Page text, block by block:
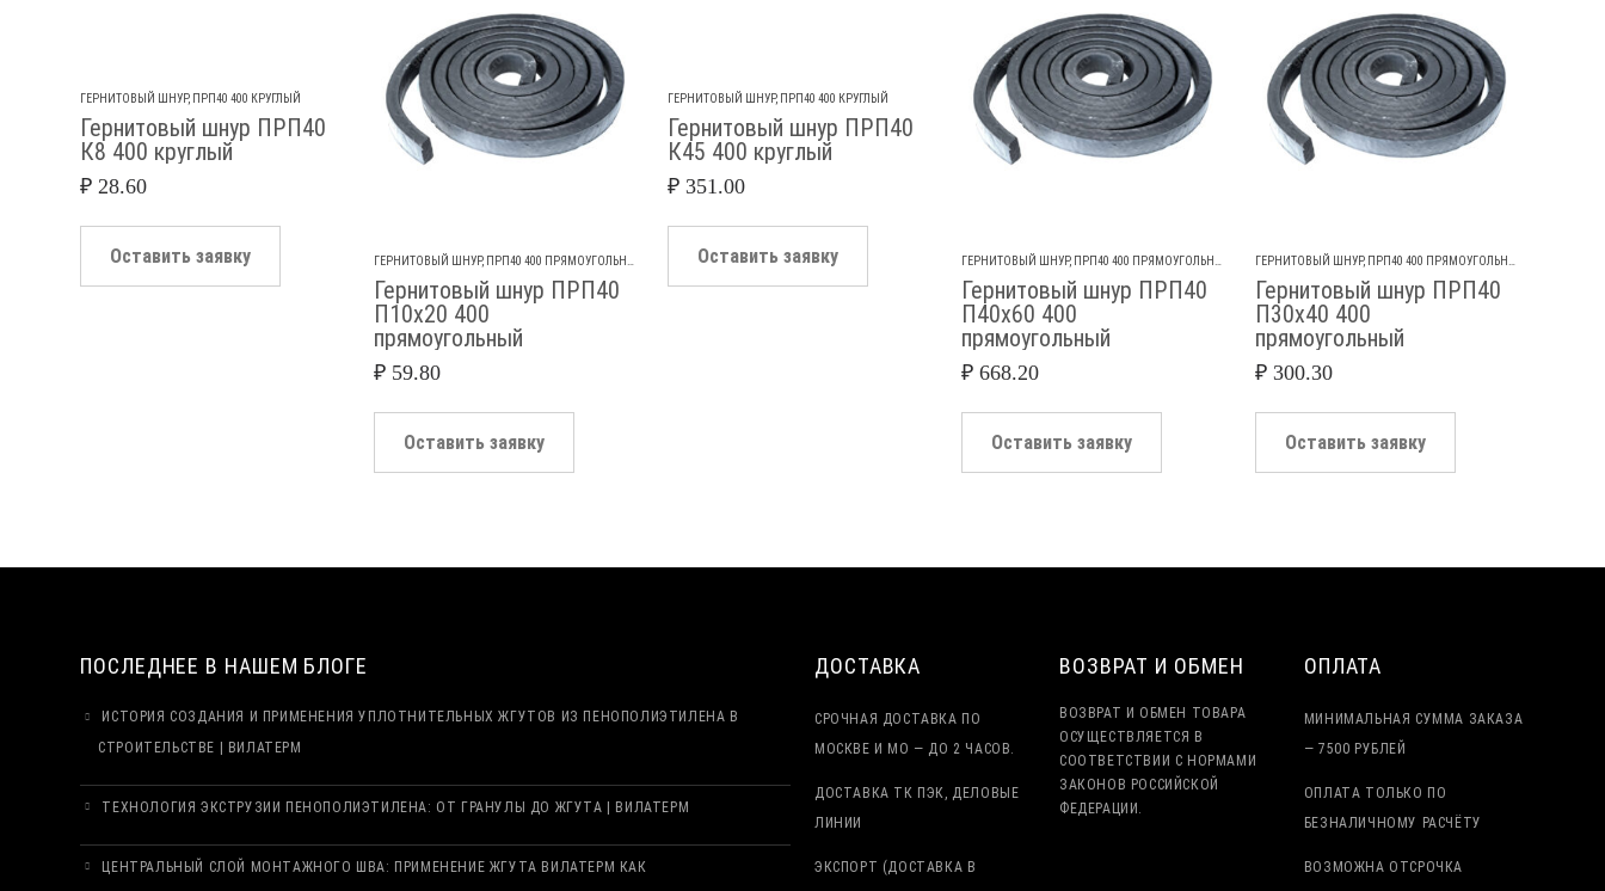
ГЕРНИТОВЫЙ ШНУР, ПРП40 400 КРУГЛЫЙ
Гернитовый шнур ПРП40
К8 400 круглый
₽ 28.60
Оставить заявку ГЕРНИТОВЫЙ ШНУР, ПРП40 400 ПРЯМОУГОЛЬНЫЙ
Гернитовый шнур ПРП40
П10х20 400
прямоугольный
₽ 59.80
Оставить заявку
ГЕРНИТОВЫЙ ШНУР, ПРП40 400 КРУГЛЫЙ
Гернитовый шнур ПРП40
К45 400 круглый
₽ 351.00
Оставить заявку ГЕРНИТОВЫЙ ШНУР, ПРП40 400 ПРЯМОУГОЛЬНЫЙ
Гернитовый шнур ПРП40
П40х60 400
прямоугольный
₽668.20
Оставить заявку
ГЕРНИТОВЫЙ ШНУР, ПРП40 400 ПРЯМОУГОЛЬНЫЙ
Гернитовый шнур ПРП40
П30х40 400
прямоугольный
₽300.30
Оставить заявку
ПОСЛЕДНЕЕ В НАШЕМ БЛОГЕ
ИСТОРИЯ СОЗДАНИЯ И ПРИМЕНЕНИЯ УПЛОТНИТЕЛЬНЫХ ЖГУТОВ ИЗ ПЕНОПОЛИЭТИЛЕНА В
СТРОИТЕЛЬСТВЕ | ВИЛАТЕРМ
ТЕХНОЛОГИЯ ЭКСТРУЗИИ ПЕНОПОЛИЭТИЛЕНА: ОТ ГРАНУЛЫ ДО ЖГУТА | ВИЛАТЕРМ
ЦЕНТРАЛЬНЫЙ СЛОЙ МОНТАЖНОГО ШВА: ПРИМЕНЕНИЕ ЖГУТА ВИЛАТЕРМ КАК
ДОСТАВКА
СРОЧНАЯ ДОСТАВКА ПО
МОСКВЕ И МО — ДО 2 ЧАСОВ.
ДОСТАВКА ТК ПЭК, ДЕЛОВЫЕ
ЛИНИИ
ЭКСПОРТ (ДОСТАВКА В
ВОЗВРАТ И ОБМЕН
ВОЗВРАТ И ОБМЕН ТОВАРА
ОСУЩЕСТВЛЯЕТСЯ В
СООТВЕТСТВИИ С НОРМАМИ
ЗАКОНОВ РОССИЙСКОЙ
ФЕДЕРАЦИИ.
ОПЛАТА
МИНИМАЛЬНАЯ СУММА ЗАКАЗА
— 7500 РУБЛЕЙ
ОПЛАТА ТОЛЬКО ПО
БЕЗНАЛИЧНОМУ РАСЧЁТУ
ВОЗМОЖНА ОТСРОЧКА